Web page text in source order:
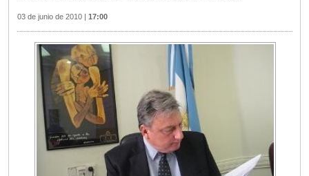
03 de junio de 2010 | 17:00